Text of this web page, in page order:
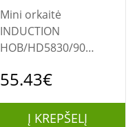
Mini orkaitė
INDUCTION
HOB/HD5830/90
55.43€
Į KREPŠELĮ